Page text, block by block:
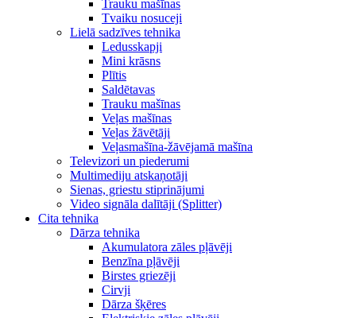
Trauku mašīnas
Tvaiku nosuceji
Lielā sadzīves tehnika
Ledusskapji
Mini krāsns
Plītis
Saldētavas
Trauku mašīnas
Veļas mašīnas
Veļas žāvētāji
Veļasmašīna-žāvējamā mašīna
Televizori un piederumi
Multimediju atskaņotāji
Sienas, griestu stiprinājumi
Video signāla dalītāji (Splitter)
Cita tehnika
Dārza tehnika
Akumulatora zāles pļāvēji
Benzīna pļāvēji
Birstes griezēji
Cirvji
Dārza šķēres